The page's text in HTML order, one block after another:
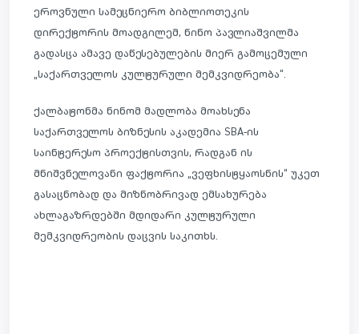
ეროვნული სამეცნიერო ბიბლიოთეკის
დირექტორის მოადგილემ, ნინო პავლიაშვილმა
გადასცა ამავე დაწესებულების მიერ გამოცემული
„საქართველოს კულტურული მემკვიდრეობა“.
ქალბატონმა ნინომ მადლობა მოახსენა
საქართველოს ბიზნესის აკადემია SBA-ის
საინტერესო პროექტისთვის, რადგან ის
მნიშვნელოვანი ფაქტორია „ვეფხისტყაოსნის“ უკეთ
გასაცნობად და მიზნობრივად ემსახურება
ახლაგაზრდებში მდიდარი კულტურული
მემკვიდრეობის დაცვის საკითხს.